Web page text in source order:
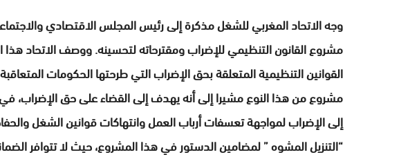
وجه الاتحاد المغربي للشغل مذكرة إلى رئيس المجلس الاقتصادي
مشروع القانون التنظيمي للإضراب ومقترحاته لتحسينه. ووصف الاتحاد هذا
مشروع من هذا النوع مشيرا إلى أنه يهدف إلى القضاء على حق الإضراب،
إلى الإضراب لمواجهة تعسفات أرباب العمل وانتهاكات قوانين الشغل
“التنزيل المشوه ” لمضامين الدستور في هذا المشروع، حيث لا تتوافر